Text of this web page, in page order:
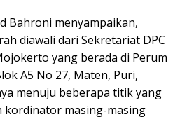
Bahroni menyampaikan,
diawali dari Sekretariat DPC
yang berada di Perum
A5 No 27, Maten, Puri,
menuju beberapa titik yang
kordinator masing-masing